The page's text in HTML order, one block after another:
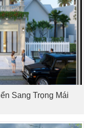
Sang Trọng Mái